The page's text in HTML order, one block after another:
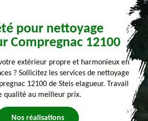
pour nettoyage
Compregnac 12100
extérieur propre et harmonieux en
? Sollicitez les services de nettoyage
12100 de Steis elagueur. Travail
qualité au meilleur prix.
Nos réalisations